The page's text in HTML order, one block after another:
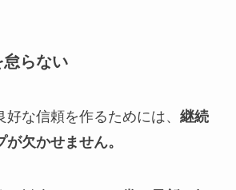
怠らない
な信頼を作るためには、 継続
欠かせません。